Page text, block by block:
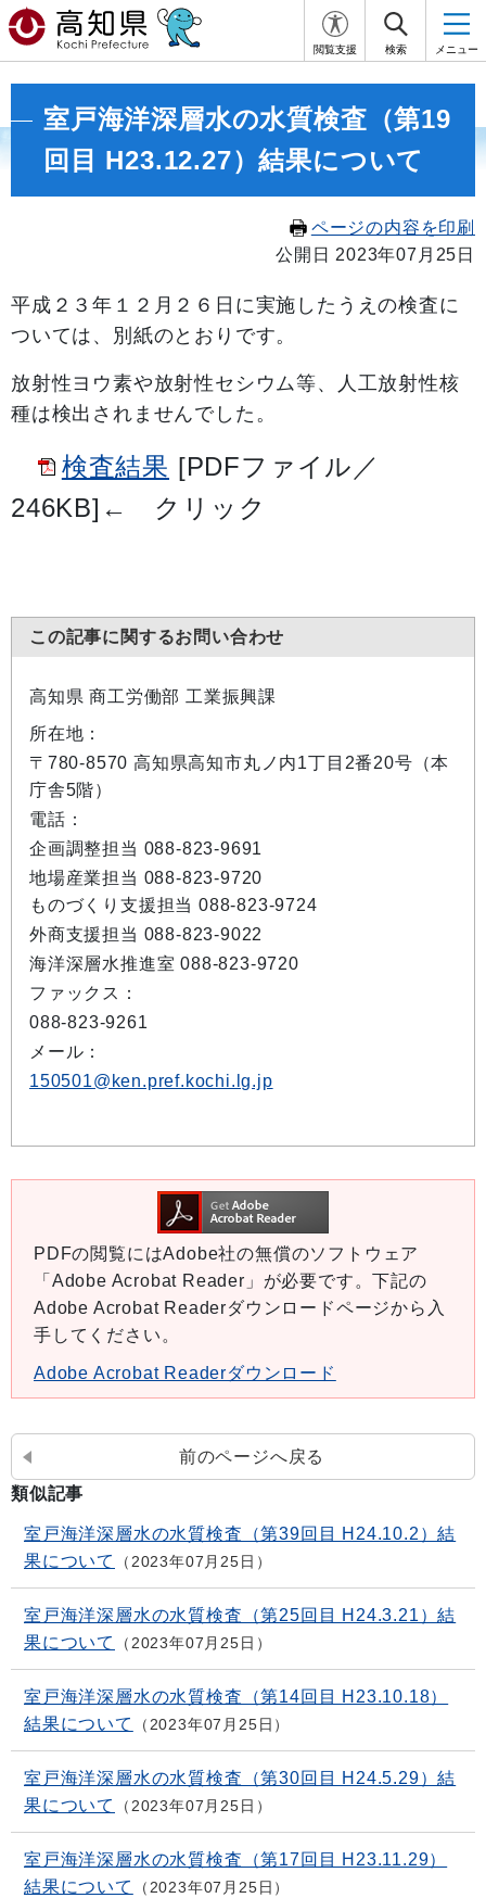
閲覧支援 検索 メニュー
室戸海洋深層水の水質検査（第19
回目 H23.12.27）結果について
ページの内容を印刷
公開日 2023年07月25日
平成２３年１２月２６日に実施したうえの検査に
ついては、別紙のとおりです。
放射性ヨウ素や放射性セシウム等、人工放射性核
種は検出されませんでした。
検査結果 [PDFファイル／
246KB] ← クリック
この記事に関するお問い合わせ
高知県 商工労働部 工業振興課
所在地：
〒780-8570 高知県高知市丸ノ内1丁目2番20号（本
庁舎5階）
電話：
企画調整担当 088-823-9691
地場産業担当 088-823-9720
ものづくり支援担当 088-823-9724
外商支援担当 088-823-9022
海洋深層水推進室 088-823-9720
ファックス：
088-823-9261
メール：
150501@ken.pref.kochi.lg.jp
PDFの閲覧にはAdobe社の無償のソフトウェア
「Adobe Acrobat Reader」が必要です。下記の
Adobe Acrobat Readerダウンロードページから入
手してください。
Adobe Acrobat Readerダウンロード
前のページへ戻る
類似記事
室戸海洋深層水の水質検査（第39回目 H24.10.2）結
果について
2023年07月25日
室戸海洋深層水の水質検査（第25回目 H24.3.21）結
果について
2023年07月25日
室戸海洋深層水の水質検査（第14回目 H23.10.18）
結果について
2023年07月25日
室戸海洋深層水の水質検査（第30回目 H24.5.29）結
果について
2023年07月25日
室戸海洋深層水の水質検査（第17回目 H23.11.29）
結果について
2023年07月25日